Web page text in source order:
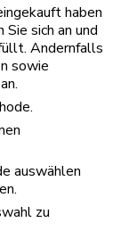
haben
sich an und
Andernfalls
sowie
auswählen
zu